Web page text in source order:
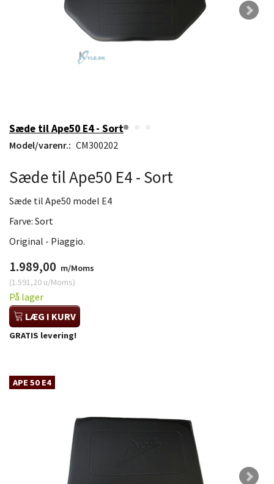
Sæde til Ape50 E4 - Sort
Model/varenr.: CM300202
Sæde til Ape50 E4 - Sort
Sæde til Ape50 model E4
Farve: Sort
Original - Piaggio.
1.989,00 m/Moms
(1.591,20 u/Moms)
På lager
LÆG I KURV
GRATIS levering!
APE 50 E4